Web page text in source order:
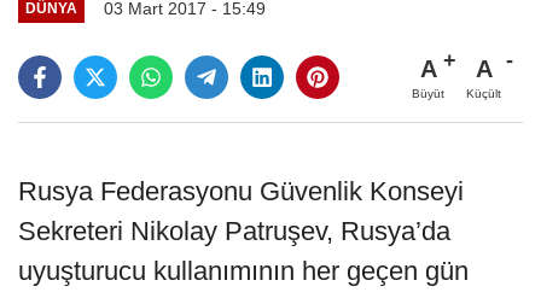
DÜNYA 03 Mart 2017 - 15:49
A
Büyüt
A
Küçült
Rusya Federasyonu Güvenlik Konseyi
Sekreteri Nikolay Patruşev, Rusya’da
uyuşturucu kullanımının her geçen gün